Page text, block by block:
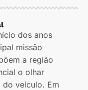
dos anos
missão
a região
o olhar
veículo. Em